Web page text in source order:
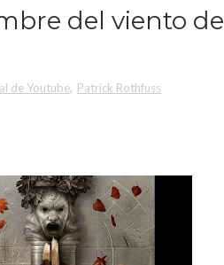
del viento de
de Youtube, Patrick Rothfuss